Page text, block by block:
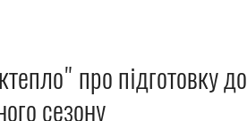
про підготовку до
сезону